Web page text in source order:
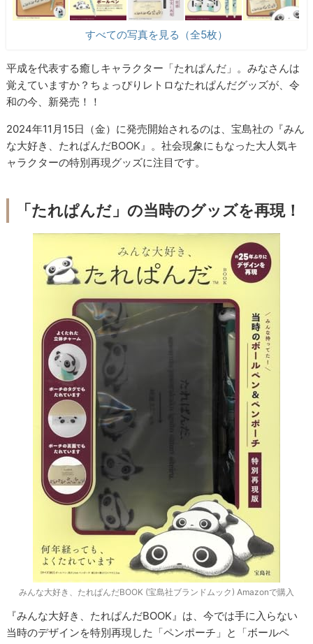
すべての写真を見る（全5枚）
平成を代表する癒しキャラクター「たれぱんだ」。みなさんは
覚えていますか？ちょっぴりレトロなたれぱんだグッズが、令
和の今、新発売！！
2024年11月15日（金）に発売開始されるのは、宝島社の『みん
な大好き、たれぱんだBOOK』。社会現象にもなった大人気キ
ャラクターの特別再現グッズに注目です。
「たれぱんだ」の当時のグッズを再現！
みんな大好き、たれぱんだBOOK (宝島社ブランドムック) Amazonで購入
『みんな大好き、たれぱんだBOOK』は、今では手に入らない
当時のデザインを特別再現した「ペンポーチ」と「ボールペ